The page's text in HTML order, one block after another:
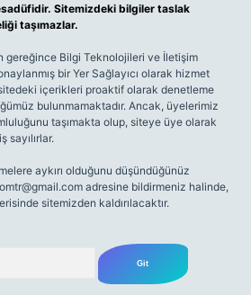
Sitemizdeki bilgiler taslak
taşımazlar.
gereğince Bilgi Teknolojileri ve İletişim
bir Yer Sağlayıcı olarak hizmet
içerikleri proaktif olarak denetleme
bulunmamaktadır. Ancak, üyelerimiz
taşımakta olup, siteye üye olarak
sayılırlar.
aykırı olduğunu düşündüğünüz
adresine bildirmeniz halinde,
sitemizden kaldırılacaktır.